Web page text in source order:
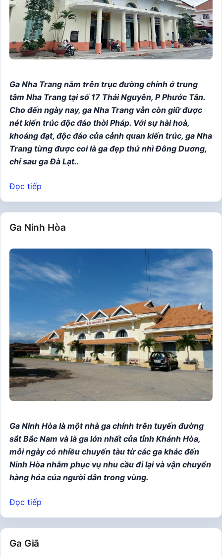
Ga Nha Trang nằm trên trục đường chính ở trung
tâm Nha Trang tại số 17 Thái Nguyên, P Phước Tân.
Cho đến ngày nay, ga Nha Trang vẫn còn giữ được
nét kiến trúc độc đáo thời Pháp. Với sự hài hoà,
khoáng đạt, độc đáo của cảnh quan kiến trúc, ga Nha
Trang từng được coi là ga đẹp thứ nhì Đông Dương,
chỉ sau ga Đà Lạt..
Đọc tiếp
Ga Ninh Hòa
Ga Ninh Hòa là một nhà ga chính trên tuyến đường
sắt Bắc Nam và là ga lớn nhất của tỉnh Khánh Hòa,
mỗi ngày có nhiều chuyến tàu từ các ga khác đến
Ninh Hòa nhằm phục vụ nhu cầu đi lại và vận chuyển
hàng hóa của người dân trong vùng.
Đọc tiếp
Ga Giã